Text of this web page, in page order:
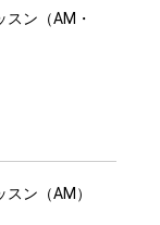
ン（AM・
ン（AM）